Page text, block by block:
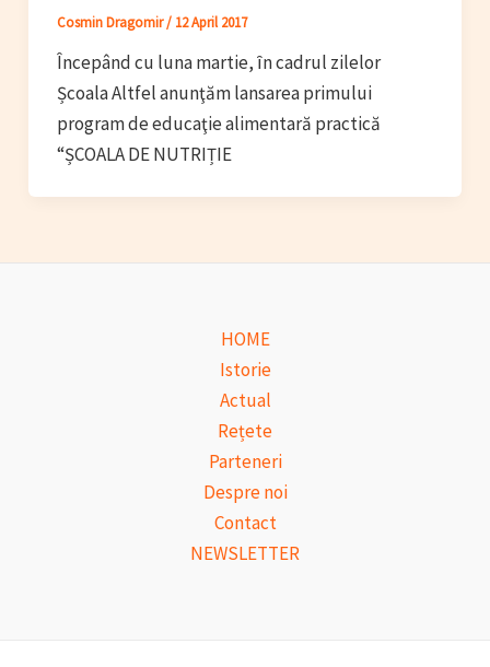
Cosmin Dragomir/ 12 April 2017
Începând cu luna martie, ȋn cadrul zilelor
Școala Altfel anunţăm lansarea primului
program de educaţie alimentară practică
“ȘCOALA DE NUTRIȚIE
HOME
Istorie
Actual
Rețete
Parteneri
Despre noi
Contact
NEWSLETTER